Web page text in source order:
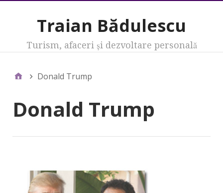
Traian Bădulescu
Turism, afaceri şi dezvoltare personală
Donald Trump
Donald Trump